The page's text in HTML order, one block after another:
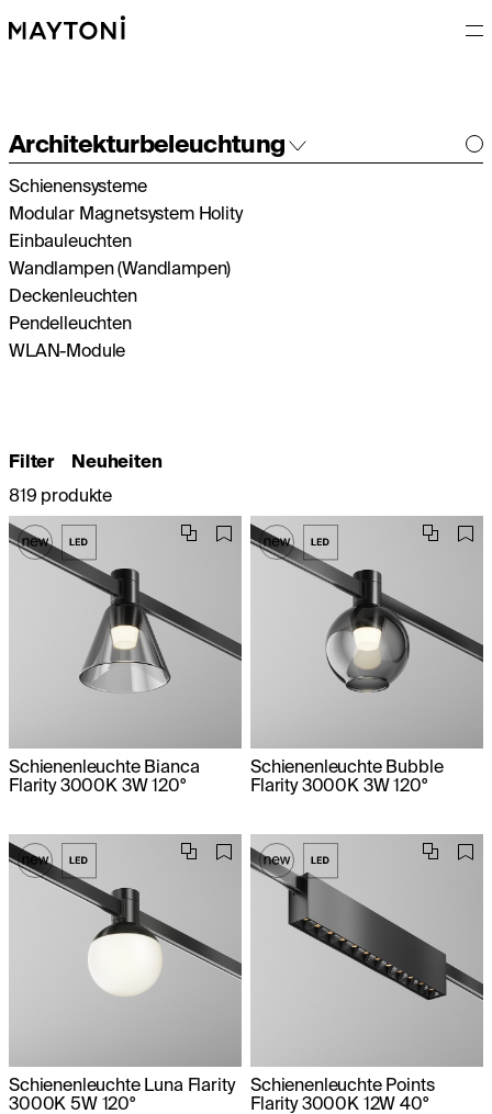
Architekturbeleuchtung
Innenleuchten
Außenleuchten
Schienensysteme
Modular Magnetsystem Holity
Einbauleuchten
Wandlampen (Wandlampen)
Deckenleuchten
Pendelleuchten
WLAN-Module
Filter
Neuheiten
819 produkte
Schienenleuchte Bianca
Flarity 3000K 3W 120°
Schienenleuchte Bubble
Flarity 3000K 3W 120°
Schienenleuchte Luna Flarity
3000K 5W 120°
Schienenleuchte Points
Flarity 3000K 12W 40°